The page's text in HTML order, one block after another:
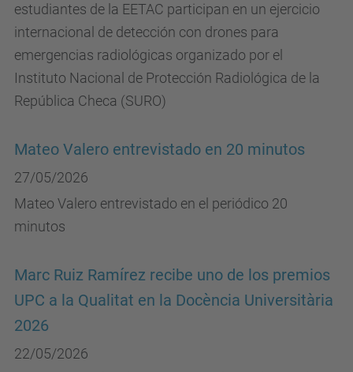
estudiantes de la EETAC participan en un ejercicio
internacional de detección con drones para
emergencias radiológicas organizado por el
Instituto Nacional de Protección Radiológica de la
República Checa (SURO)
Mateo Valero entrevistado en 20 minutos
27/05/2026
Mateo Valero entrevistado en el periódico 20
minutos
Marc Ruiz Ramírez recibe uno de los premios
UPC a la Qualitat en la Docència Universitària
2026
22/05/2026